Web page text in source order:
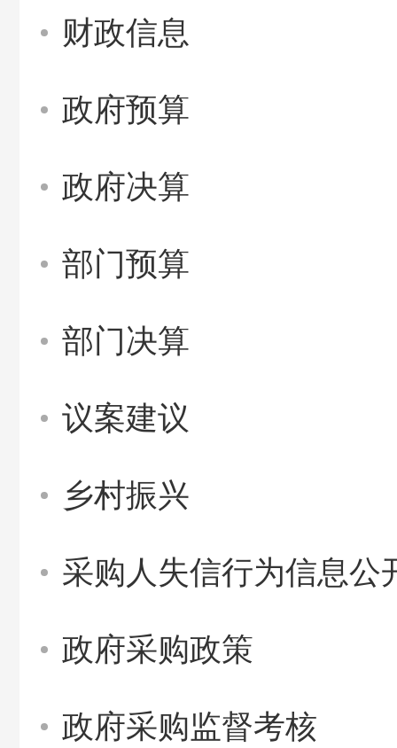
财政信息
政府预算
政府决算
部门预算
部门决算
议案建议
乡村振兴
采购人失信行为信息公
政府采购政策
政府采购监督考核